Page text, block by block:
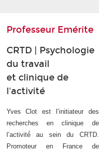
Professeur Emérite
CRTD | Psychologie
du travail
et clinique de
l'activité
Yves Clot est l’initiateur des
recherches en clinique de
l’activité́ au sein du CRTD.
Promoteur en France de